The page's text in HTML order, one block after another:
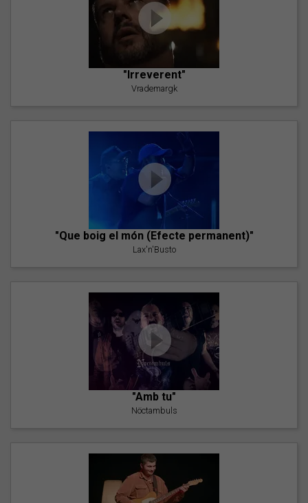
"Irreverent"
Vrademargk
"Que boig el món (Efecte permanent)"
Lax'n'Busto
"Amb tu"
Nöctambuls